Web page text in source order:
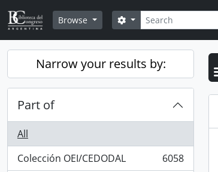
Skip to main content
Browse
Search
Search options
Narrow your results by:
Part of
All
Colección OEI/CEDODAL
, 6058 results
6058